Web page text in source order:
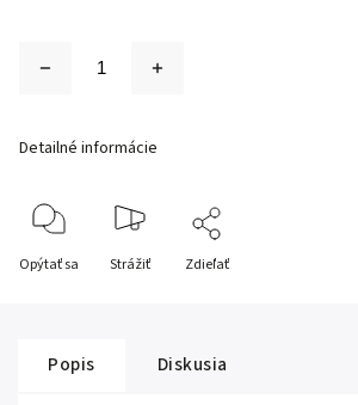
Detailné informácie
Opýtať sa Strážiť Zdieľať
Popis Diskusia